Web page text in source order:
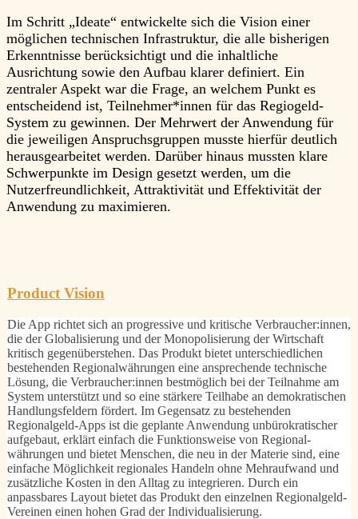
Im Schritt „Ideate“ entwickelte sich die Vision einer
möglichen technischen Infrastruktur, die alle bisherigen
Erkenntnisse berücksichtigt und die inhaltliche
Ausrichtung sowie den Aufbau klarer definiert. Ein
zentraler Aspekt war die Frage, an welchem Punkt es
entscheidend ist, Teilnehmer*innen für das Regiogeld-
System zu gewinnen. Der Mehrwert der Anwendung für
die jeweiligen Anspruchsgruppen musste hierfür deutlich
herausgearbeitet werden. Darüber hinaus mussten klare
Schwerpunkte im Design gesetzt werden, um die
Nutzerfreundlichkeit, Attraktivität und Effektivität der
Anwendung zu maximieren.
Product Vision
Die App richtet sich an progressive und kritische Verbraucher:innen,
die der Globalisierung und der Monopolisierung der Wirtschaft
kritisch gegenüberstehen. Das Produkt bietet unterschiedlichen
bestehenden Regionalwährungen eine ansprechende technische
Lösung, die Verbraucher:innen bestmöglich bei der Teilnahme am
System unterstützt und so eine stärkere Teilhabe an demokratischen
Handlungsfeldern fördert. Im Gegensatz zu bestehenden
Regionalgeld-Apps ist die geplante Anwendung unbürokratischer
aufgebaut, erklärt einfach die Funktionsweise von Regional-
währungen und bietet Menschen, die neu in der Materie sind, eine
einfache Möglichkeit regionales Handeln ohne Mehraufwand und
zusätzliche Kosten in den Alltag zu integrieren. Durch ein
anpassbares Layout bietet das Produkt den einzelnen Regionalgeld-
Vereinen einen hohen Grad der Individualisierung.